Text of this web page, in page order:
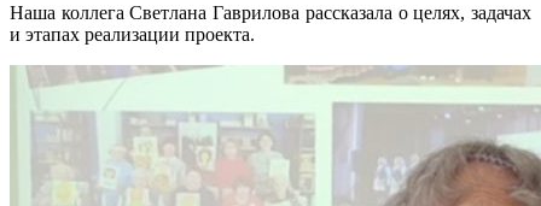
Наша коллега Светлана Гаврилова рассказала о целях, задачах
и этапах реализации проекта.